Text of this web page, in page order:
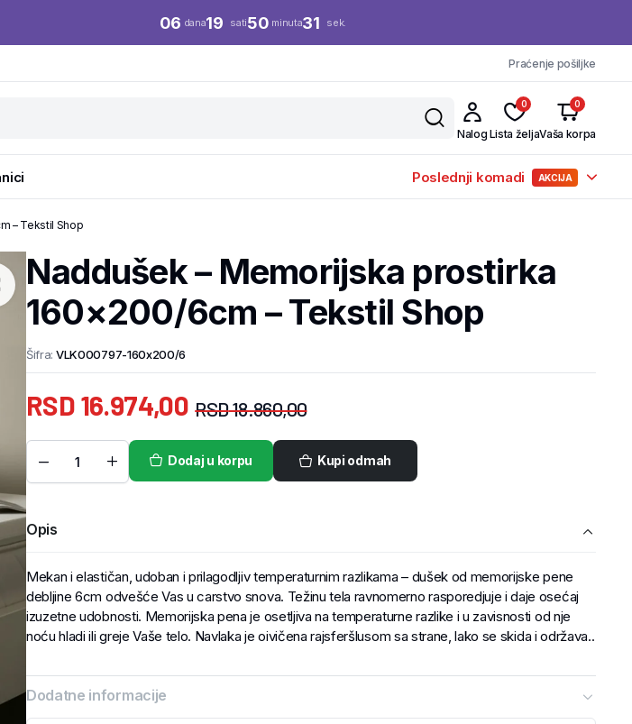
06 dana19 sati50 minuta30 sek.
Praćenje pošiljke
Nalog
0
Lista želja
0
Vaša korpa
Poslednji komadi AKCIJA
– Tekstil Shop
Naddušek – Memorijska prostirka
160×200/6cm – Tekstil Shop
Šifra: VLK000797-160x200/6
RSD18.860,00
RSD16.974,00
Dodaj u korpu Kupi odmah
Opis
Mekan i elastičan, udoban i prilagodljiv temperaturnim razlikama – dušek od memorijske pene
debljine 6cm odvešće Vas u carstvo snova. Težinu tela ravnomerno rasporedjuje i daje osećaj
izuzetne udobnosti. Memorijska pena je osetljiva na temperaturne razlike i u zavisnosti od nje
noću hladi ili greje Vaše telo. Navlaka je oivičena rajsferšlusom sa strane, lako se skida i održava..
Dodatne informacije